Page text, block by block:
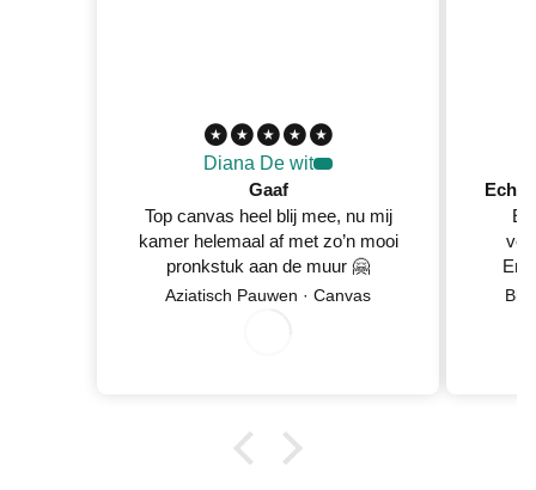
Diana De wit
Gaaf
Top canvas heel blij mee, nu mij
kamer helemaal af met zo’n mooi
pronkstuk aan de muur 🤗
Aziatisch Pauwen · Canvas
8
/
5
2
0
2
En